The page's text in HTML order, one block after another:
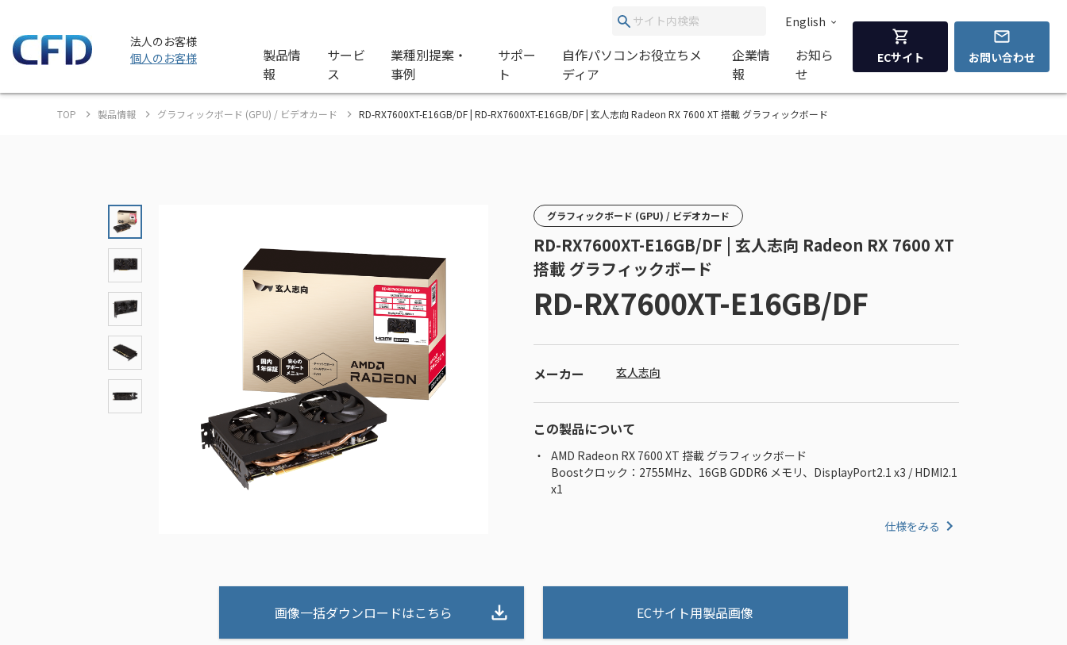
法人のお客様
個人のお客様
English
製品情
報
サービ
ス
業種別提案・
事例
サポー
ト
自作パソコンお役立ちメ
ディア
企業情
報
お知ら
せ
ECサイト お問い合わせ
TOP 製品情報 グラフィックボード (GPU) / ビデオカード RD-RX7600XT-E16GB/DF | RD-RX7600XT-E16GB/DF | 玄人志向 Radeon RX 7600 XT 搭載 グラフィックボード
グラフィックボード (GPU) / ビデオカード
RD-RX7600XT-E16GB/DF | 玄人志向 Radeon RX 7600 XT
搭載 グラフィックボード
RD-RX7600XT-E16GB/DF
メーカー 玄人志向
この製品について
AMD Radeon RX 7600 XT 搭載 グラフィックボード
Boostクロック：2755MHz、16GB GDDR6 メモリ、DisplayPort2.1 x3 / HDMI2.1
x1
仕様をみる
画像一括ダウンロードはこちら ECサイト用製品画像